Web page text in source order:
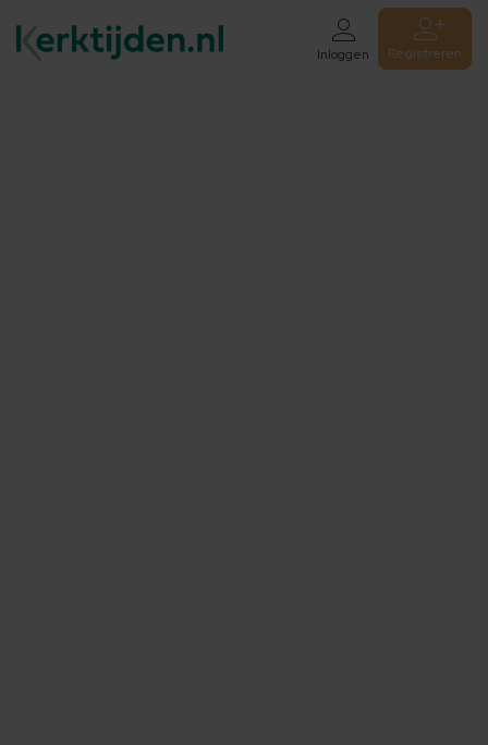
Inloggen Registreren